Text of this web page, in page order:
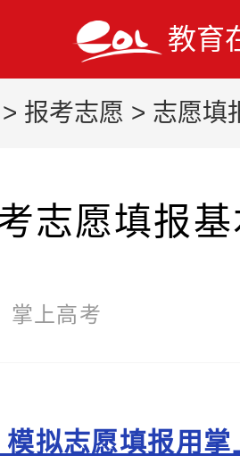
教育
> 报考志愿 > 志愿填
志愿填报
掌上高考
拟志愿填报用